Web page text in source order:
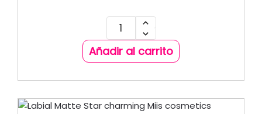
Añadir al carrito